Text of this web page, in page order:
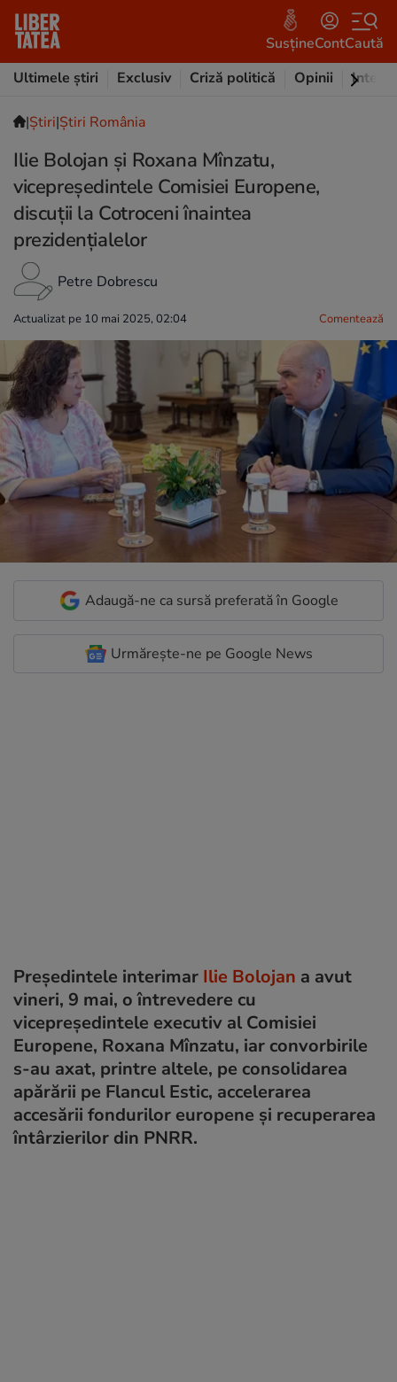
SusțineContCaută
Ultimele știri
Exclusiv Criză politică Opinii
|Ştiri|Știri România
Ilie Bolojan și Roxana Mînzatu,
vicepreședintele Comisiei Europene,
discuții la Cotroceni înaintea
prezidențialelor
Petre Dobrescu
Actualizat pe 10 mai 2025, 02:04 Comentează
Adaugă-ne ca sursă preferată în Google
Urmărește-ne pe Google News
Preşedintele interimar Ilie Bolojan a avut
vineri, 9 mai, o întrevedere cu
vicepreşedintele executiv al Comisiei
Europene, Roxana Mînzatu, iar convorbirile
s-au axat, printre altele, pe consolidarea
apărării pe Flancul Estic, accelerarea
accesării fondurilor europene şi recuperarea
întârzierilor din PNRR.